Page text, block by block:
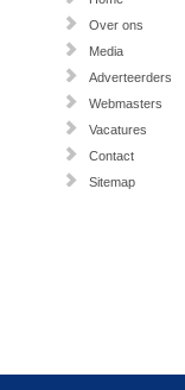
Over ons
Media
Adverteerders
Webmasters
Vacatures
Contact
Sitemap